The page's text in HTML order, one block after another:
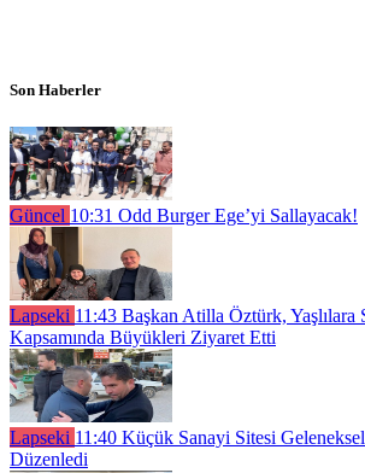
Son Haberler
Güncel 10:31 Odd Burger Ege’yi Sallayacak!
Lapseki 11:43 Başkan Atilla Öztürk, Yaşlılara
Kapsamında Büyükleri Ziyaret Etti
Lapseki 11:40 Küçük Sanayi Sitesi
Düzenledi